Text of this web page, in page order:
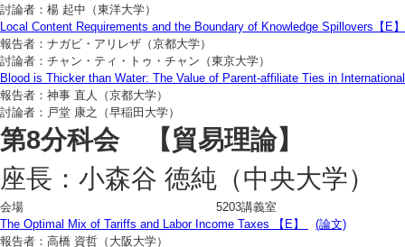
討論者：楊 起中（東洋大学）
Local Content Requirements and the Boundary of Knowledge Spillovers【E】
報告者：ナガビ・アリレザ（京都大学）
討論者：チャン・ティ・トゥ・チャン（東京大学）
Blood is Thicker than Water: The Value of Parent-affiliate Ties in
報告者：神事 直人（京都大学）
討論者：戸堂 康之（早稲田大学）
第8分科会 【貿易理論】
座長：小森谷 徳純（中央大学）
会場
5203講義室
The Optimal Mix of Tariffs and Labor Income Taxes 【E】
(論文)
報告者：高橋 資哲（大阪大学）